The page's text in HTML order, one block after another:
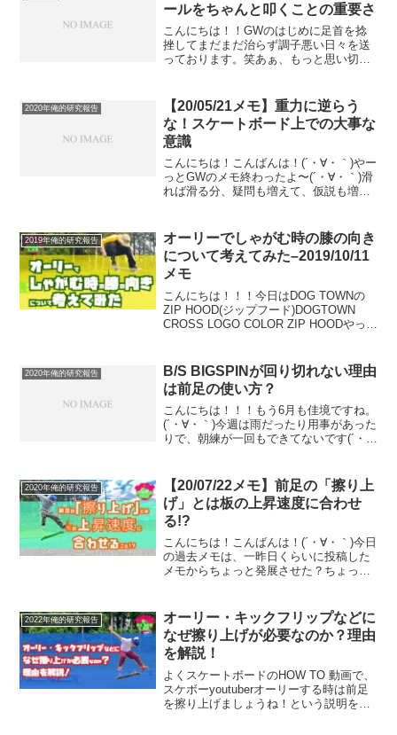
ールをちゃんと叩くことの重要さ
こんにちは！！GWのはじめに足首を捻
挫してまだまだ治らず調子悪い日々を送
っております。笑あぁ、もっと思い切り
いた超大事なことを発見したのです。そ
れが今日のタイトル...
2020年俺的研究報告
【20/05/21メモ】重力に逆らう
な！スケートボード上での大事な
意識
こんにちは！こんばんは！(´・∀・｀)やー
っとGWのメモ終わったよ〜(´・∀・｀)滑
れば滑る分、疑問も増えて、仮説も増え
トボードをやってる間はず〜っとこうい
う風に...
2019年俺的研究報告
オーリーでしゃがむ時の膝の向き
について考えてみた–2019/10/11
メモ
こんにちは！！！今日はDOG TOWNの
ZIP HOOD(ジップフード)DOGTOWN
CROSS LOGO COLOR ZIP HOODやっぱ
DICKIESの8...
2020年俺的研究報告
B/S BIGSPINが回り切れない理由
は前足の使い方？
こんにちは！！！もう6月も佳境ですね。
(´・∀・｀)今週は雨だったり用事があった
りで、朝練が一回もできてないです(´・
ですよ(´・∀・｀)ところで、今朝ここ千葉
県の東...
2020年俺的研究報告
【20/07/22メモ】前足の「擦り上
げ」とは板の上昇速度に合わせ
る!?
こんにちは！こんばんは！(´・∀・｀)今日
の過去メモは、一昨日くらいに投稿した
メモからちょっと発展させた？ちょっと
プローチが違うけどやってることは同
じ、って人もい...
2022年俺的研究報告
オーリー・キックフリップなどに
なぜ擦り上げが必要なのか？理由
を解説！
よくスケートボードのHOW TO 動画で、
スケボーyoutuberオーリーする時は前足
を擦り上げましょうね！という説明を耳